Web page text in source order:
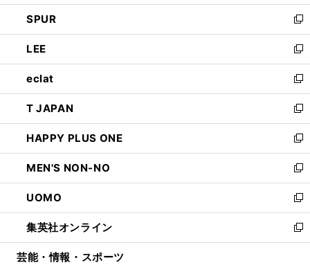
ウ
で
開
く
ン
ド
ウ
で
開
く
ウ
ィ
ン
ド
ウ
で
開
く
し
い
ウ
ィ
ン
ド
ウ
で
開
く
SPUR
新
し
い
ウ
ィ
ン
ド
ウ
で
開
く
LEE
新
し
い
ウ
ィ
ン
ド
ウ
で
開
く
eclat
新
し
い
ウ
ィ
ン
ド
ウ
で
開
く
T JAPAN
新
し
い
ウ
ィ
ン
ド
ウ
で
開
HAPPY PLUS ONE
新
し
い
ウ
ィ
ン
ド
ウ
MEN'S NON-NO
新
し
い
ウ
ィ
ン
UOMO
新
し
い
ウ
集英社オンライン
新
し
芸能・情報・スポーツ